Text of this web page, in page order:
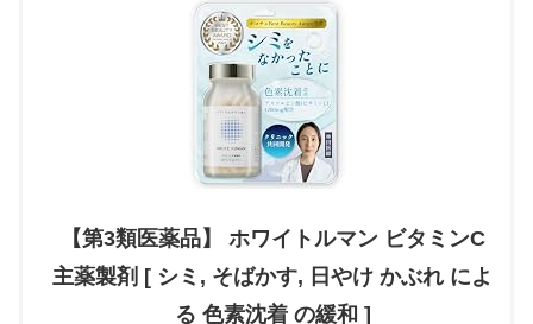
【第3類医薬品】 ホワイトルマン ビタミンC
主薬製剤 [ シミ, そばかす, 日やけ かぶれ によ
る 色素沈着 の緩和 ]